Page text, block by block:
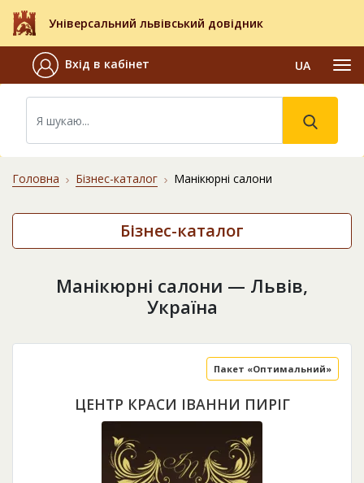
Універсальний львівський довідник
Вхід в кабінет UA
Головна Бізнес-каталог Манікюрні салони
Бізнес-каталог
Манікюрні салони — Львів,
Україна
ЦЕНТР КРАСИ ІВАННИ ПИРІГ
Пакет «Оптимальний»